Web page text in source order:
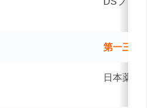
第一三共
日本薬品